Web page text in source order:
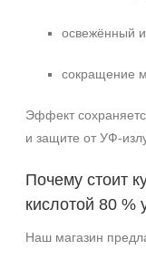
освежённый
сокращение
Эффект
и защите от УФ-
Почему стоит
кислотой 80 %
Наш магазин